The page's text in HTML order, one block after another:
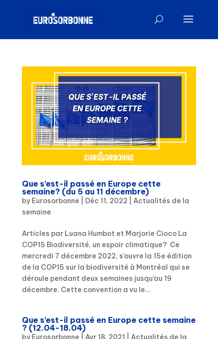
Que s’est-il passé en Europe cette
semaine? (du 5 au 11 décembre)
by Eurosorbonne Déc 11, 2022
Actualités de la
semaine
Articles par Luana Humbot et Marjorie Cioco La
COP15 Biodiversité, un espoir climatique? Ce
mercredi 7 décembre 2022, s’ouvre la 15e édition
de la COP15 sur la biodiversité à Montréal qui se
déroule pendant deux semaines jusqu’au 19
décembre. Cette convention a vu le...
Que s’est-il passé en Europe cette semaine
? (12.04-18.04)
by Eurosorbonne Avr 18, 2021
Actualités de la